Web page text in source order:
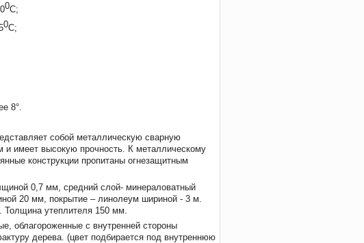
0С;
0С;
8°.
собой металлическую сварную
имеет высокую прочность. К металлическому
конструкции пропитаны огнезащитным
0,7 мм, средний слой- минераловатный
20 мм, покрытие – линолеум шириной - 3 м.
Толщина утеплителя 150 мм.
облагороженные с внутренней стороны
дерева. (цвет подбирается под внутреннюю